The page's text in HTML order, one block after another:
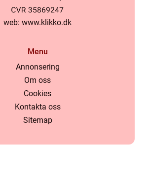
web: www.klikko.dk
Menu
Annonsering
Om oss
Cookies
Kontakta oss
Sitemap